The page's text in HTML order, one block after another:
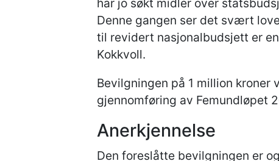
har jo søkt midler over
Denne gangen ser det svært
til revidert nasjonalbudsjett er
Kokkvoll.
Bevilgningen på 1 million
gjennomføring av Femundløpet
Anerkjennelse
Den foreslåtte bevilgningen er